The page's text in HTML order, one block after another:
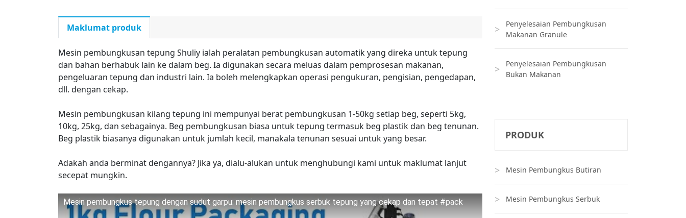
Maklumat produk
Mesin pembungkusan tepung Shuliy ialah peralatan pembungkusan automatik yang direka untuk tepung
dan bahan berhabuk lain ke dalam beg. Ia digunakan secara meluas dalam pemprosesan makanan,
pengeluaran tepung dan industri lain. Ia boleh melengkapkan operasi pengukuran, pengisian, pengedapan,
dll. dengan cekap.
Mesin pembungkusan kilang tepung ini mempunyai berat pembungkusan 1-50kg setiap beg, seperti 5kg,
10kg, 25kg, dan sebagainya. Beg pembungkusan biasa untuk tepung termasuk beg plastik dan beg tenunan.
Beg plastik biasanya digunakan untuk jumlah kecil, manakala tenunan sesuai untuk yang besar.
Adakah anda berminat dengannya? Jika ya, dialu-alukan untuk menghubungi kami untuk maklumat lanjut
secepat mungkin.
Mesin pembungkus tepung dengan sudut garpu: mesin pembungkus serbuk tepung yang cekap dan tepat #pack
Penyelesaian Pembungkusan
Makanan Granule
Penyelesaian Pembungkusan
Bukan Makanan
PRODUK
Mesin Pembungkus Butiran
Mesin Pembungkus Serbuk